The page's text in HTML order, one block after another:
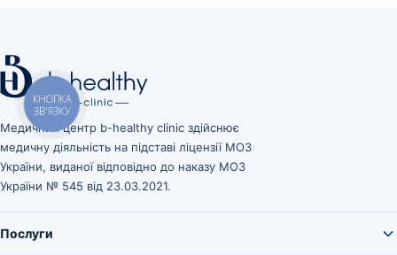
Медичний центр b-healthy clinic здійснює
медичну діяльність на підставі ліцензії МОЗ
України, виданої відповідно до наказу МОЗ
України № 545 від 23.03.2021.
Послуги
КНОПКА
ЗВ'ЯЗКУ